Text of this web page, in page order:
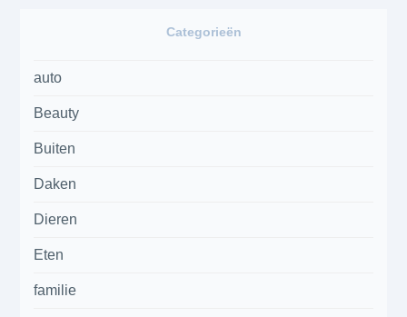
Categorieën
auto
Beauty
Buiten
Daken
Dieren
Eten
familie